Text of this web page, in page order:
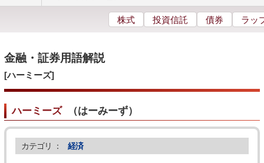
株式 投資信託 債券 ラッ
金融・証券用語解説
[ハーミーズ]
ハーミーズ（はーみーず）
カテゴリ ： 経済